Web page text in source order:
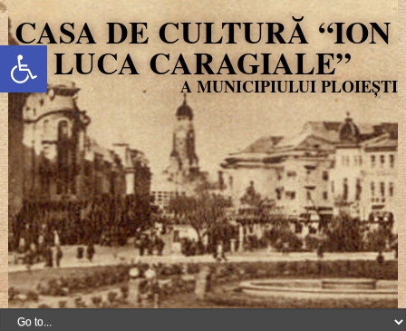
Deschide bara de unelte
CASA DE CULTURĂ “ION
LUCA CARAGIALE”